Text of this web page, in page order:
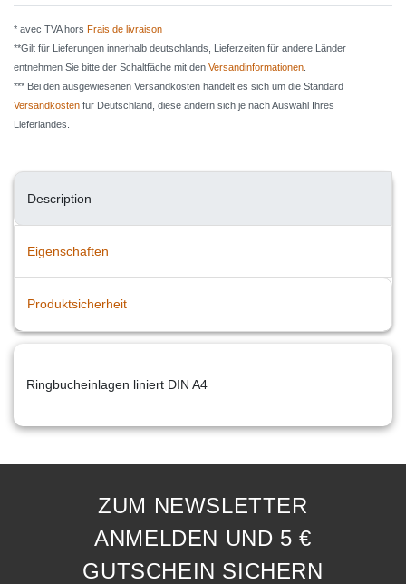
* avec TVA hors Frais de livraison
**Gilt für Lieferungen innerhalb deutschlands, Lieferzeiten für andere Länder
entnehmen Sie bitte der Schaltfäche mit den Versandinformationen
*** Bei den ausgewiesenen Versandkosten handelt es sich um die Standard
Versandkosten für Deutschland, diese ändern sich je nach Auswahl Ihres
Lieferlandes.
Description
Eigenschaften
Produktsicherheit
Ringbucheinlagen liniert DIN A4
ZUM NEWSLETTER
ANMELDEN UND 5 €
GUTSCHEIN SICHERN